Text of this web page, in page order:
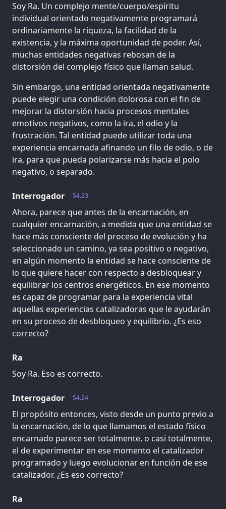
Soy Ra. Un complejo mente/cuerpo/espíritu
individual orientado negativamente programará
ordinariamente la riqueza, la facilidad de la
existencia, y la máxima oportunidad de poder. Así,
muchas entidades negativas rebosan de la
distorsión del complejo físico que llaman salud.
Sin embargo, una entidad orientada negativamente
puede elegir una condición dolorosa con el fin de
mejorar la distorsión hacia procesos mentales
emotivos negativos, como la ira, el odio y la
frustración. Tal entidad puede utilizar toda una
experiencia encarnada afinando un filo de odio, o de
ira, para que pueda polarizarse más hacia el polo
negativo, o separado.
54.23
Interrogador
Ahora, parece que antes de la encarnación, en
cualquier encarnación, a medida que una entidad se
hace más consciente del proceso de evolución y ha
seleccionado un camino, ya sea positivo o negativo,
en algún momento la entidad se hace consciente de
lo que quiere hacer con respecto a desbloquear y
equilibrar los centros energéticos. En ese momento
es capaz de programar para la experiencia vital
aquellas experiencias catalizadoras que le ayudarán
en su proceso de desbloqueo y equilibrio. ¿Es eso
correcto?
Ra
Soy Ra. Eso es correcto.
54.24
Interrogador
El propósito entonces, visto desde un punto previo a
la encarnación, de lo que llamamos el estado físico
encarnado parece ser totalmente, o casi totalmente,
el de experimentar en ese momento el catalizador
programado y luego evolucionar en función de ese
catalizador. ¿Es eso correcto?
Ra